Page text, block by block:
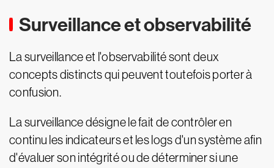
Surveillance et observabilité
La surveillance et l'observabilité sont deux
concepts distincts qui peuvent toutefois porter à
confusion.
La surveillance désigne le fait de contrôler en
continu les indicateurs et les logs d'un système afin
d'évaluer son intégrité ou de déterminer si une